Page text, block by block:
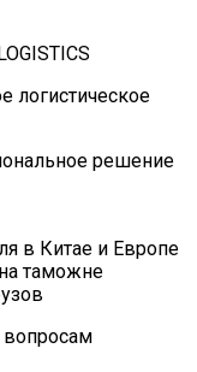
логистическое
решение
в Китае и Европе
таможне
вопросам